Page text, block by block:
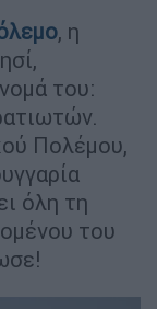
, η
του:
Πολέμου,
όλη τη
του